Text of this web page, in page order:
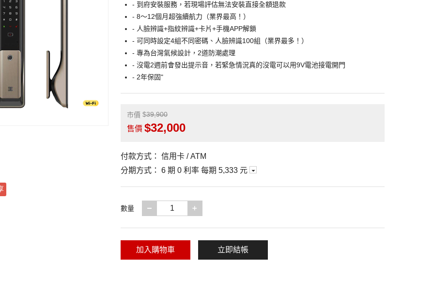
- 到府安裝服務，若現場評估無法安裝直接全額退款
- 8～12個月超強續航力（業界最高！）
- 人臉辨識+指紋辨識+卡片+手機APP解鎖
- 可同時設定4組不同密碼、人臉辨識100組（業界最多！）
- 專為台灣氣候設計，2道防潮處理
- 沒電2週前會發出提示音，若緊急情況真的沒電可以用9V電池接電開門
- 2年保固"
市價 39,900
售價 32,000
付款方式：
信用卡 / ATM
分期方式：
6 期 0 利率 每期 5,333 元
數量 減少一項
加入購物車 立即結帳